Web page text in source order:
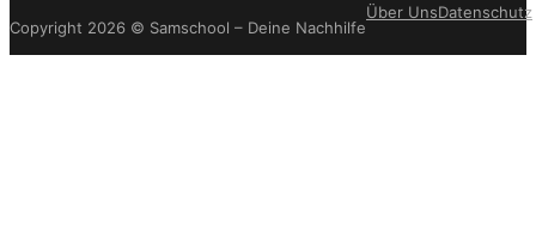
Copyright 2026 © Samschool – Deine Nachhilfe
Über UnsDatenschutz